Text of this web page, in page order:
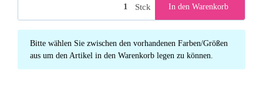
Stck In den Warenkorb
x
Bitte wählen Sie zwischen den vorhandenen Farben/Größen
aus um den Artikel in den Warenkorb legen zu können.